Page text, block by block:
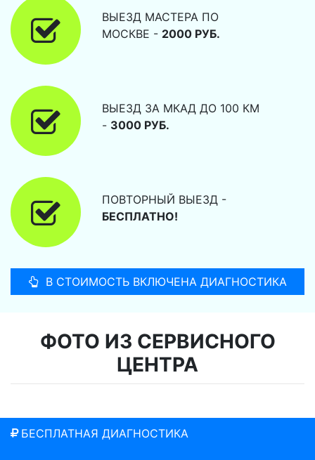
ВЫЕЗД МАСТЕРА ПО
МОСКВЕ - 2000 РУБ.
ВЫЕЗД ЗА МКАД ДО 100 КМ
- 3000 РУБ.
ПОВТОРНЫЙ ВЫЕЗД -
БЕСПЛАТНО!
В СТОИМОСТЬ ВКЛЮЧЕНА ДИАГНОСТИКА
ФОТО ИЗ СЕРВИСНОГО
ЦЕНТРА
БЕСПЛАТНАЯ ДИАГНОСТИКА